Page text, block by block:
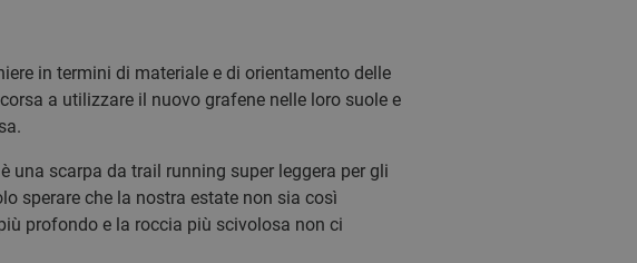
in termini di materiale e di orientamento delle
a utilizzare il nuovo grafene nelle loro suole e
una scarpa da trail running super leggera per gli
sperare che la nostra estate non sia così
profondo e la roccia più scivolosa non ci